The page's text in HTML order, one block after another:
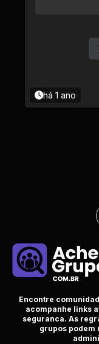
há 1 ano
Encontre
acompanhe links
seguranca. As
grupos podem